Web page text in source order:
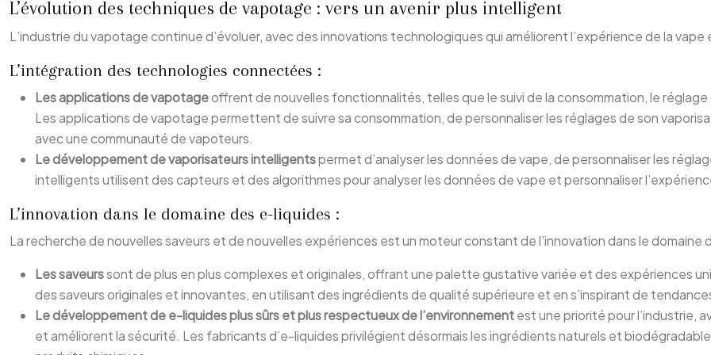
L’évolution des techniques de vapotage : vers un avenir plus intelligent
L’industrie du vapotage continue d’évoluer, avec des innovations technologiques qui améliorent l’expérience de la
L’intégration des technologies connectées :
Les applications de vapotageoffrent de nouvelles fonctionnalités, telles que le suivi de la consommation, le
Les applications de vapotage permettent de suivre sa consommation, de personnaliser les réglages de son
avec une communauté de vapoteurs.
Le développement de vaporisateurs intelligentspermet d’analyser les données de vape, de personnaliser les
intelligents utilisent des capteurs et des algorithmes pour analyser les données de vape et personnaliser
L’innovation dans le domaine des e-liquides :
La recherche de nouvelles saveurs et de nouvelles expériences est un moteur constant de l’innovation dans le domaine
Les saveurssont de plus en plus complexes et originales, offrant une palette gustative variée et des expériences
des saveurs originales et innovantes, en utilisant des ingrédients de qualité supérieure et en s’inspirant de
Le développement de e-liquides plus sûrs et plus respectueux de l’environnementest une priorité pour l’industrie,
et améliorent la sécurité. Les fabricants d’e-liquides privilégient désormais les ingrédients naturels et